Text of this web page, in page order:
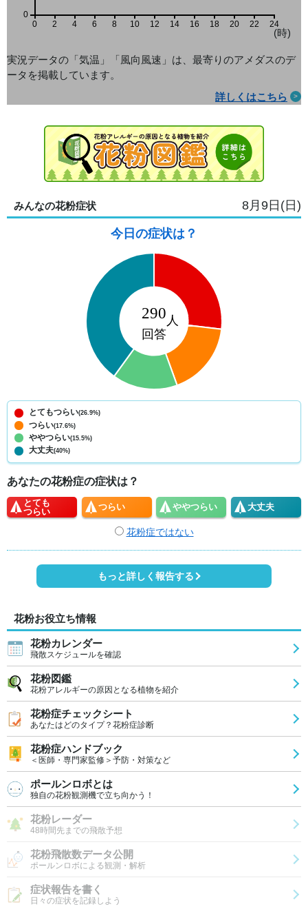
0 2 4 6 8 10 12 14 16 18 20 22 24
(時)
0
実況データの「気温」「風向風速」は、最寄りのアメダスのデ
ータを掲載しています。
詳しくはこちら
みんなの花粉症状 8月9日(日)
今日の症状は？
とてもつらい(26.9%)
つらい(17.6%)
ややつらい(15.5%)
大丈夫(40%)
あなたの花粉症の症状は？
とても
つらい
つらい ややつらい 大丈夫
花粉症ではない
もっと詳しく報告する
花粉お役立ち情報
花粉カレンダー
飛散スケジュールを確認
花粉図鑑
花粉アレルギーの原因となる植物を紹介
花粉症チェックシート
あなたはどのタイプ？花粉症診断
花粉症ハンドブック
＜医師・専門家監修＞予防・対策など
ポールンロボとは
独自の花粉観測機で立ち向かう！
花粉レーダー
48時間先までの飛散予想
花粉飛散数データ公開
ポールンロボによる観測・解析
症状報告を書く
日々の症状を記録しよう